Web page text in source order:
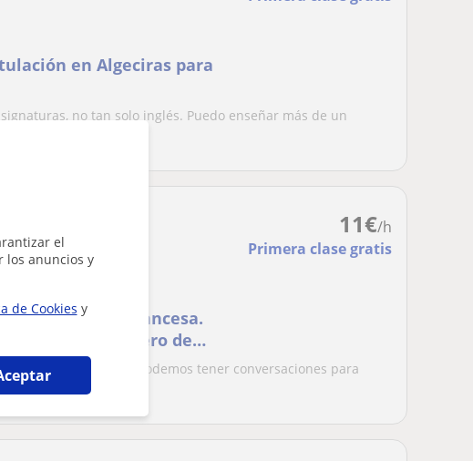
el
los anuncios y
de Cookies y
en Algeciras para
no tan solo inglés. Puedo enseñar más de un
11€/h
Primera clase gratis
ayudarte, soy francesa.
tengo un número de
a entender lo mejor. Podemos tener conversaciones para
fluido,…